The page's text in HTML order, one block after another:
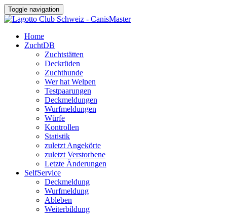
Toggle navigation
Home
ZuchtDB
Zuchtstätten
Deckrüden
Zuchthunde
Wer hat Welpen
Testpaarungen
Deckmeldungen
Wurfmeldungen
Würfe
Kontrollen
Statistik
zuletzt Angekörte
zuletzt Verstorbene
Letzte Änderungen
SelfService
Deckmeldung
Wurfmeldung
Ableben
Weiterbildung